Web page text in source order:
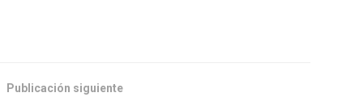
Publicación siguiente